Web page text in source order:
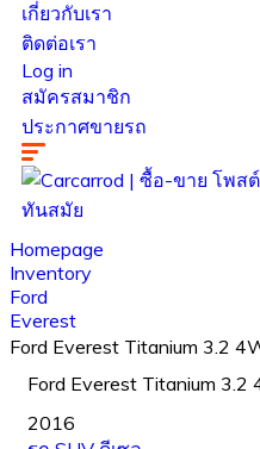
เกี่ยวกับเรา
ติดต่อเรา
Log in
สมัครสมาชิก
ประกาศขายรถ
Homepage
Inventory
Ford
Everest
Ford Everest Titanium 3.2
Ford Everest Titanium
2016